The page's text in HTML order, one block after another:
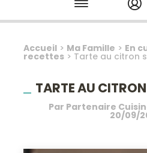
Accueil > Ma Famille > En
recettes > Tarte au citron
TARTE AU
Par Partenaire
20/09/